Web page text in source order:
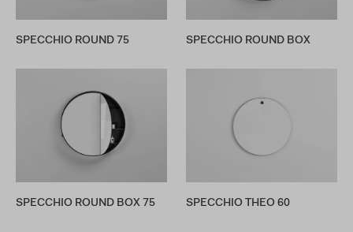
SPECCHIO ROUND 75 SPECCHIO ROUND BOX
SPECCHIO ROUND BOX 75 SPECCHIO THEO 60